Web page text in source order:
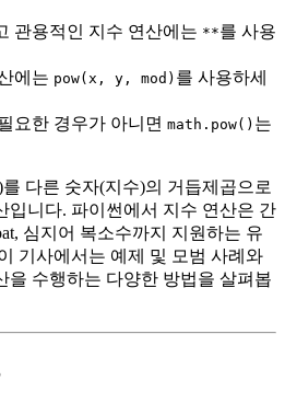
관용적인 지수 연산에는 **를 사용
에는 pow(x, y, mod) 를 사용하세
요한 경우가 아니면 math.pow() 는
다른 숫자(지수)의 거듭제곱으로
입니다. 파이썬에서 지수 연산은 간
심지어 복소수까지 지원하는 유
기사에서는 예제 및 모범 사례와
을 수행하는 다양한 방법을 살펴봅